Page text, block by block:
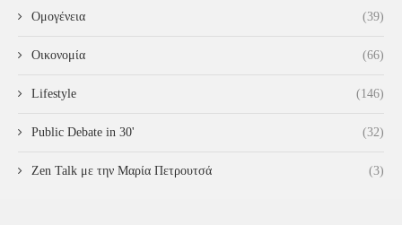
Ομογένεια (39)
Οικονομία (66)
Lifestyle (146)
Public Debate in 30' (32)
Zen Talk με την Μαρία Πετρουτσά (3)